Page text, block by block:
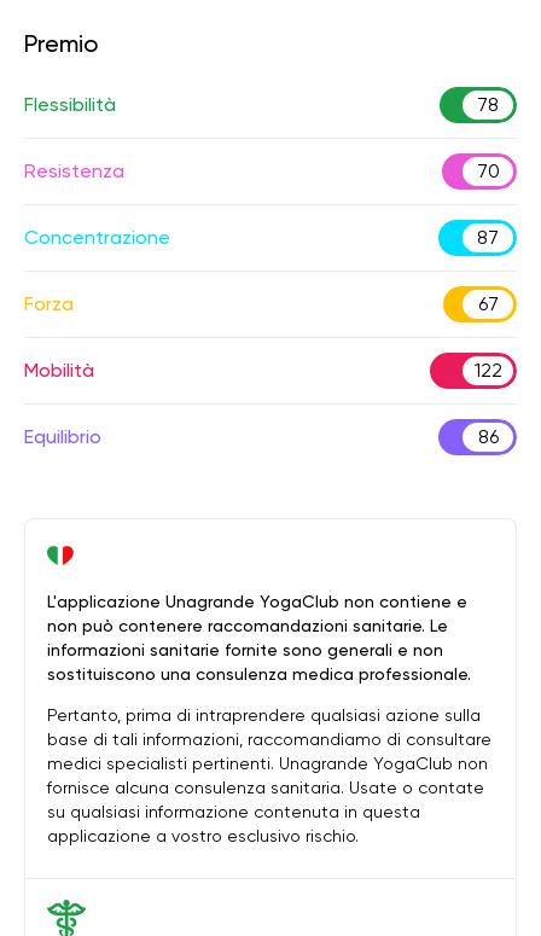
Premio
Flessibilità 78
Resistenza 70
Concentrazione 87
Forza 67
Mobilità 122
Equilibrio 86
L'applicazione Unagrande YogaClub non contiene e
non può contenere raccomandazioni sanitarie. Le
informazioni sanitarie fornite sono generali e non
sostituiscono una consulenza medica professionale.
Pertanto, prima di intraprendere qualsiasi azione sulla
base di tali informazioni, raccomandiamo di consultare
medici specialisti pertinenti. Unagrande YogaClub non
fornisce alcuna consulenza sanitaria. Usate o contate
su qualsiasi informazione contenuta in questa
applicazione a vostro esclusivo rischio.